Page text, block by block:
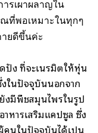
ารเผาผลาญใน
ที่พอเหมาะในทุกๆ
ายดีขึ้นค่ะ
ง ที่จะเนรมิตให้หุ่น
ในปัจจุบันนอกจาก
งมีพืชสมุนไพรในรูป
หารเสริมแคปซูล ซึ่ง
คนในปัจจุบันได้เป็น